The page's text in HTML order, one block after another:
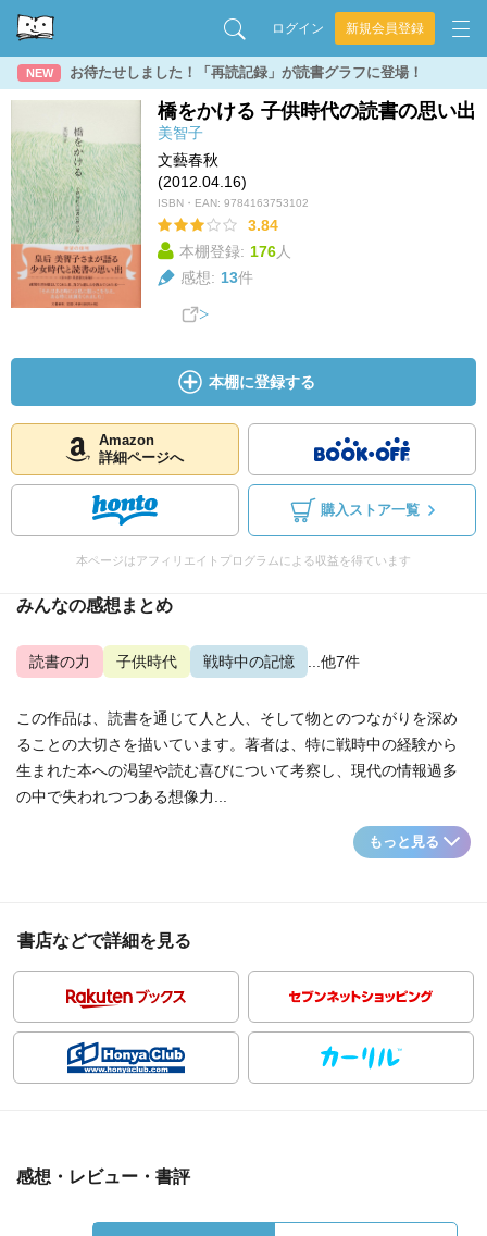
ログイン 新規会員登録
NEW お待たせしました！「再読記録」が読書グラフに登場！
橋をかける 子供時代の読書の思い出
美智子
文藝春秋
(2012.04.16)
ISBN・EAN: 9784163753102
3.84
本棚登録: 176人
感想: 13件
本棚に登録する
Amazon
詳細ページへ
購入ストア一覧
本ページはアフィリエイトプログラムによる収益を得ています
みんなの感想まとめ
読書の力 子供時代 戦時中の記憶 ...他7件
この作品は、読書を通じて人と人、そして物とのつながりを深め
ることの大切さを描いています。著者は、特に戦時中の経験から
生まれた本への渇望や読む喜びについて考察し、現代の情報過多
の中で失われつつある想像力...
もっと見る
書店などで詳細を見る
感想・レビュー・書評